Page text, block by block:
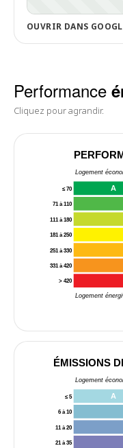
OUVRIR DANS
Performance
Cliquez pour agrandir.
Logement
Logement
≤ 70 A
71 à 110
111 à 180
181 à 250
251 à 330
331 à 420
> 420
ÉMISSIONS
Logement
≤ 5 A
6 à 10
11 à 20
21 à 35